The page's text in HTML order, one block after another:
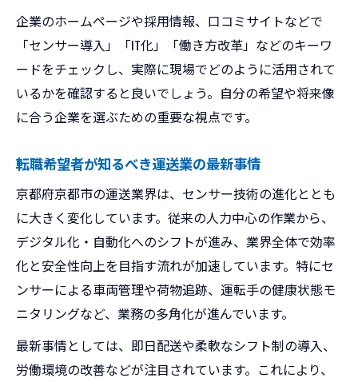
企業のホームページや採用情報、口コミサイトなどで
「センサー導入」「IT化」「働き方改革」などのキーワ
ードをチェックし、実際に現場でどのように活用されて
いるかを確認すると良いでしょう。自分の希望や将来像
に合う企業を選ぶための重要な視点です。
転職希望者が知るべき運送業の最新事情
京都府京都市の運送業界は、センサー技術の進化ととも
に大きく変化しています。従来の人力中心の作業から、
デジタル化・自動化へのシフトが進み、業界全体で効率
化と安全性向上を目指す流れが加速しています。特にセ
ンサーによる車両管理や荷物追跡、運転手の健康状態モ
ニタリングなど、業務の多角化が進んでいます。
最新事情としては、即日配送や柔軟なシフト制の導入、
労働環境の改善などが注目されています。これにより、